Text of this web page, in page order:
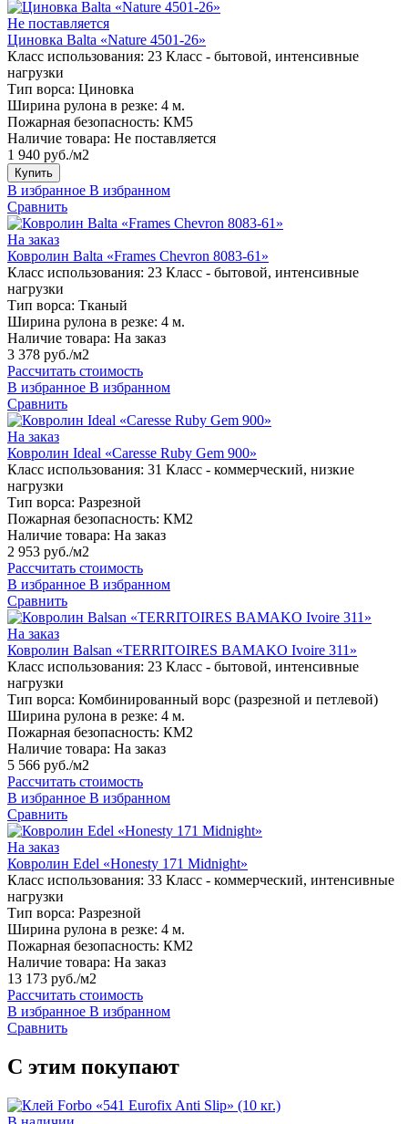
Не поставляется
Циновка Balta «Nature 4501-26»
Класс использования: 23 Класс - бытовой, интенсивные
нагрузки
Тип ворса: Циновка
Ширина рулона в резке: 4 м.
Пожарная безопасность: КМ5
Наличие товара: Не поставляется
1 940 руб./м2
Купить
В избранное В избранном
Сравнить
На заказ
Ковролин Balta «Frames Chevron 8083-61»
Класс использования: 23 Класс - бытовой, интенсивные
нагрузки
Тип ворса: Тканый
Ширина рулона в резке: 4 м.
Наличие товара: На заказ
3 378 руб./м2
Рассчитать стоимость
В избранное В избранном
Сравнить
На заказ
Ковролин Ideal «Caresse Ruby Gem 900»
Класс использования: 31 Класс - коммерческий, низкие
нагрузки
Тип ворса: Разрезной
Пожарная безопасность: КМ2
Наличие товара: На заказ
2 953 руб./м2
Рассчитать стоимость
В избранное В избранном
Сравнить
На заказ
Ковролин Balsan «TERRITOIRES BAMAKO Ivoire 311»
Класс использования: 23 Класс - бытовой, интенсивные
нагрузки
Тип ворса: Комбинированный ворс (разрезной и петлевой)
Ширина рулона в резке: 4 м.
Пожарная безопасность: КМ2
Наличие товара: На заказ
5 566 руб./м2
Рассчитать стоимость
В избранное В избранном
Сравнить
На заказ
Ковролин Edel «Honesty 171 Midnight»
Класс использования: 33 Класс - коммерческий, интенсивные
нагрузки
Тип ворса: Разрезной
Ширина рулона в резке: 4 м.
Пожарная безопасность: КМ2
Наличие товара: На заказ
13 173 руб./м2
Рассчитать стоимость
В избранное В избранном
Сравнить
С этим покупают